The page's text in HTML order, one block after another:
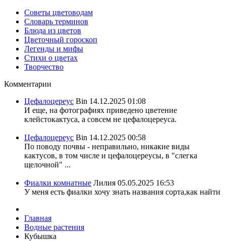
Советы цветоводам
Словарь терминов
Блюда из цветов
Цветочный гороскоп
Легенды и мифы
Стихи о цветах
Творчество
Комментарии
Цефалоцереус Bin 14.12.2025 01:08
И еще, на фотографиях приведено цветение
клейстокактуса, а совсем не цефалоцереуса.
Цефалоцереус Bin 14.12.2025 00:58
По поводу почвы - неправильно, никакие виды
кактусов, в том числе и цефалоцереусы, в "слегка
щелочной" ...
Фиалки комнатные Лилия 05.05.2025 16:53
У меня есть фиалки хочу знать названия сорта,как найти
Главная
Водные растения
Кубышка